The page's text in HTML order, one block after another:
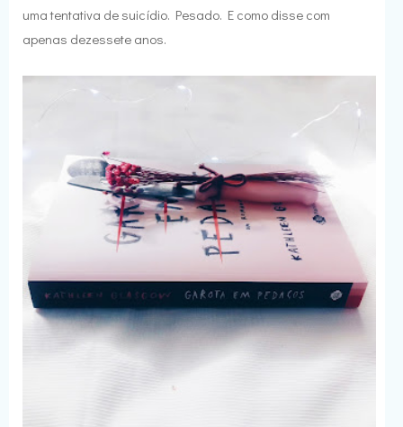
uma tentativa de suicídio. Pesado. E como disse com
apenas dezessete anos.